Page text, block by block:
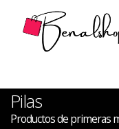
Pilas
Productos de primeras